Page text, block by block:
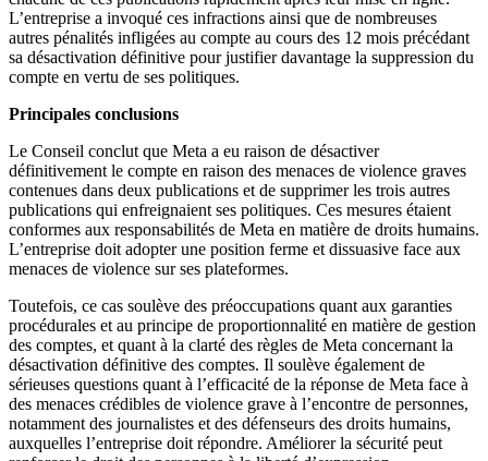
L’entreprise a invoqué ces infractions ainsi que de nombreuses
autres pénalités infligées au compte au cours des 12 mois précédant
sa désactivation définitive pour justifier davantage la suppression du
compte en vertu de ses politiques.
Principales conclusions
Le Conseil conclut que Meta a eu raison de désactiver
définitivement le compte en raison des menaces de violence graves
contenues dans deux publications et de supprimer les trois autres
publications qui enfreignaient ses politiques. Ces mesures étaient
conformes aux responsabilités de Meta en matière de droits humains.
L’entreprise doit adopter une position ferme et dissuasive face aux
menaces de violence sur ses plateformes.
Toutefois, ce cas soulève des préoccupations quant aux garanties
procédurales et au principe de proportionnalité en matière de gestion
des comptes, et quant à la clarté des règles de Meta concernant la
désactivation définitive des comptes. Il soulève également de
sérieuses questions quant à l’efficacité de la réponse de Meta face à
des menaces crédibles de violence grave à l’encontre de personnes,
notamment des journalistes et des défenseurs des droits humains,
auxquelles l’entreprise doit répondre. Améliorer la sécurité peut